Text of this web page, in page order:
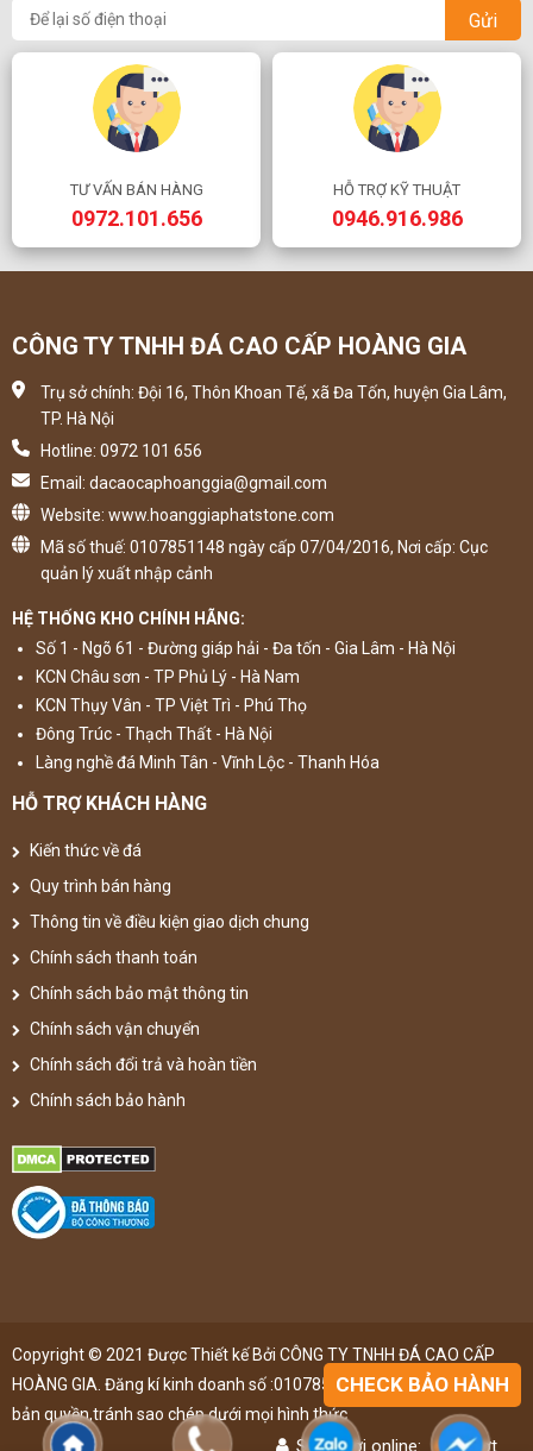
Gửi
TƯ VẤN BÁN HÀNG
0972.101.656
HỖ TRỢ KỸ THUẬT
0946.916.986
CÔNG TY TNHH ĐÁ CAO CẤP HOÀNG GIA
Trụ sở chính: Đội 16, Thôn Khoan Tế, xã Đa Tốn, huyện Gia Lâm,
TP. Hà Nội
Hotline: 0972 101 656
Email: dacaocaphoanggia@gmail.com
Website: www.hoanggiaphatstone.com
Mã số thuế: 0107851148 ngày cấp 07/04/2016, Nơi cấp: Cục
quản lý xuất nhập cảnh
HỆ THỐNG KHO CHÍNH HÃNG:
Số 1 - Ngõ 61 - Đường giáp hải - Đa tốn - Gia Lâm - Hà Nội
KCN Châu sơn - TP Phủ Lý - Hà Nam
KCN Thụy Vân - TP Việt Trì - Phú Thọ
Đông Trúc - Thạch Thất - Hà Nội
Làng nghề đá Minh Tân - Vĩnh Lộc - Thanh Hóa
HỖ TRỢ KHÁCH HÀNG
Kiến thức về đá
Quy trình bán hàng
Thông tin về điều kiện giao dịch chung
Chính sách thanh toán
Chính sách bảo mật thông tin
Chính sách vận chuyển
Chính sách đổi trả và hoàn tiền
Chính sách bảo hành
Copyright © 2021 Được Thiết kế Bởi CÔNG TY TNHH ĐÁ CAO CẤP
HOÀNG GIA. Đăng kí kinh doanh số :0107851148 ,đã được đăng kí
bản quyền,tránh sao chép dưới mọi hình thức
Số người online: 48 lượt
CHECK BẢO HÀNH